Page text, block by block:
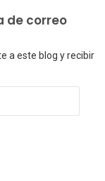
de correo
a este blog y recibir